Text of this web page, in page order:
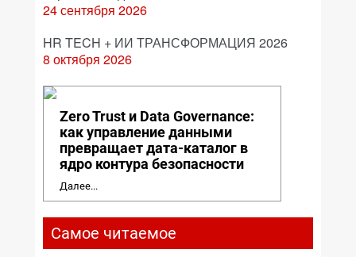
24 сентября 2026
HR TECH + ИИ ТРАНСФОРМАЦИЯ 2026
8 октября 2026
Zero Trust и Data Governance:
как управление данными
превращает дата-каталог в
ядро контура безопасности
Далее...
Самое читаемое